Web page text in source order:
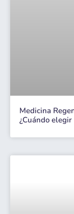
Medicina
¿Cuándo